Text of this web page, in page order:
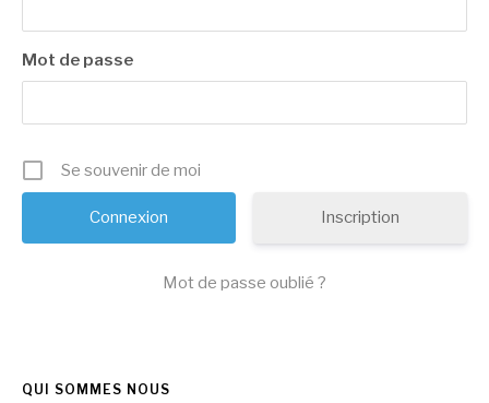
Mot de passe
Se souvenir de moi
Inscription
Mot de passe oublié ?
QUI SOMMES NOUS